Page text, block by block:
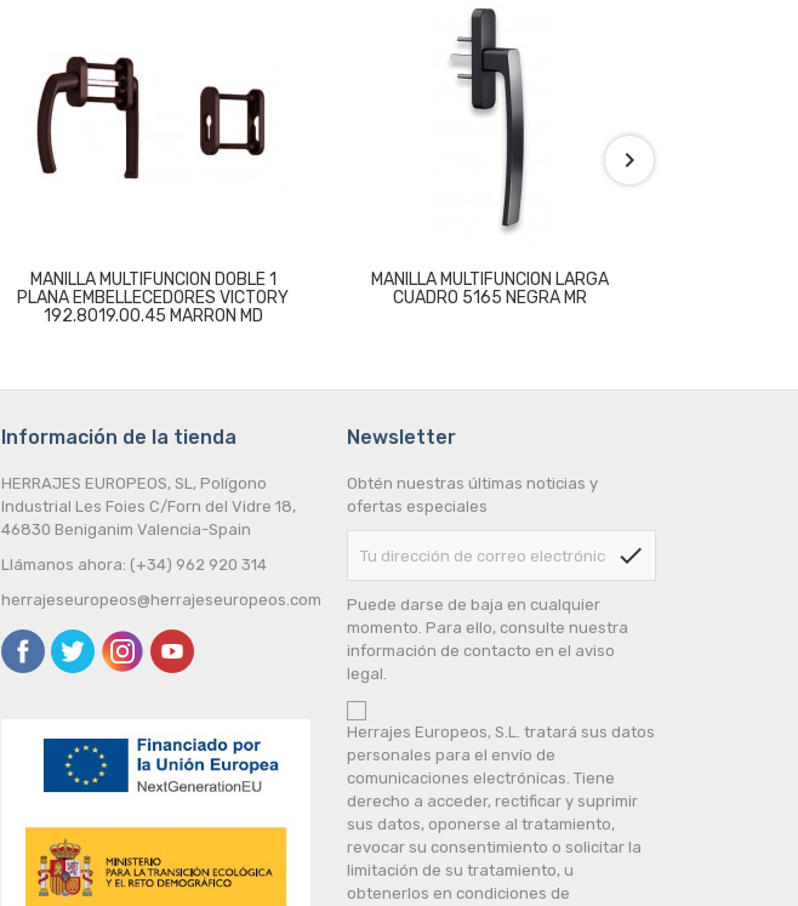
MANILLA MULTIFUNCION DOBLE 1
PLANA EMBELLECEDORES VICTORY
192.8019.00.45 MARRON MD
MANILLA MULTIFUNCION LARGA
CUADRO 5165 NEGRA MR
Información de la tienda
HERRAJES EUROPEOS, SL, Polígono
Industrial Les Foies C/Forn del Vidre 18,
46830 Beniganim Valencia-Spain
Llámanos ahora: (+34) 962 920 314
herrajeseuropeos@herrajeseuropeos.com
Newsletter
Obtén nuestras últimas noticias y
ofertas especiales
check
Puede darse de baja en cualquier
momento. Para ello, consulte nuestra
información de contacto en el aviso
legal.
Herrajes Europeos, S.L. tratará sus datos
personales para el envío de
comunicaciones electrónicas. Tiene
derecho a acceder, rectificar y suprimir
sus datos, oponerse al tratamiento,
revocar su consentimiento o solicitar la
limitación de su tratamiento, u
obtenerlos en condiciones de